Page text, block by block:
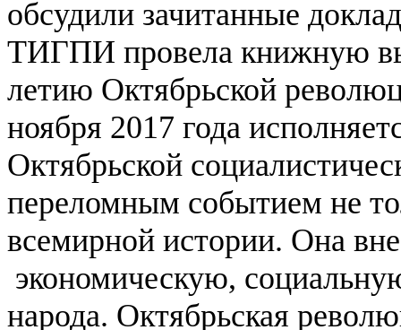
обсудили зачитанные
ТИГПИ провела книжную
летию Октябрьской
ноября 2017 года
Октябрьской
переломным событием не
всемирной истории. Она
экономическую,
народа. Октябрьская